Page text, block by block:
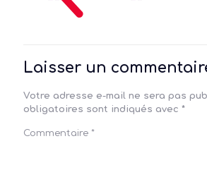
Laisser un
Votre adresse e-mail ne sera pas
obligatoires sont indiqués avec *
Commentaire *